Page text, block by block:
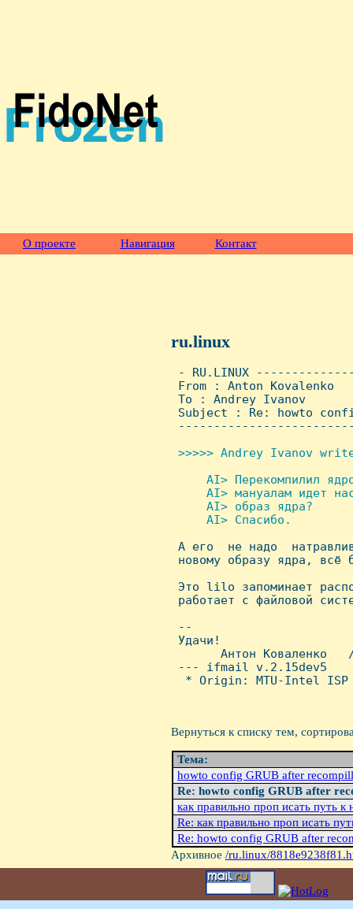
О проекте Навигация Контакт
ru.linux
- RU.LINUX
From : Anton
To : Andrey Ivanov
Subject : Re: howto
>>>>> Andrey Ivanov
AI> Перекомпилил
AI> мануалам идет
     AI> образ ядра?
     AI> Спасибо.
А его  не надо
новому образу ядра, всё
Это lilo запоминает
работает с файловой
--
Удачи!
Антон Коваленко
--- ifmail v.2.15dev5
* Origin: MTU-Intel ISP
Вернуться к списку тем,
Тема:
howto config GRUB after
Re: howto config GRUB after
как правильно проп исать путь к
Re: как правильно проп исать
Re: howto config GRUB after
Архивное /ru.linux/